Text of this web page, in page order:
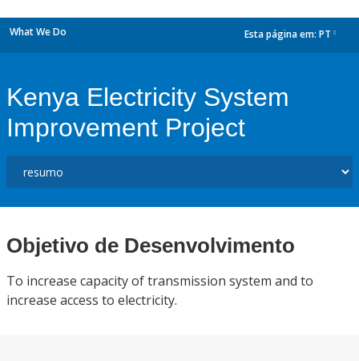
What We Do Esta página em: PT
Kenya Electricity System
Improvement Project
Objetivo de Desenvolvimento
To increase capacity of transmission system and to
increase access to electricity.